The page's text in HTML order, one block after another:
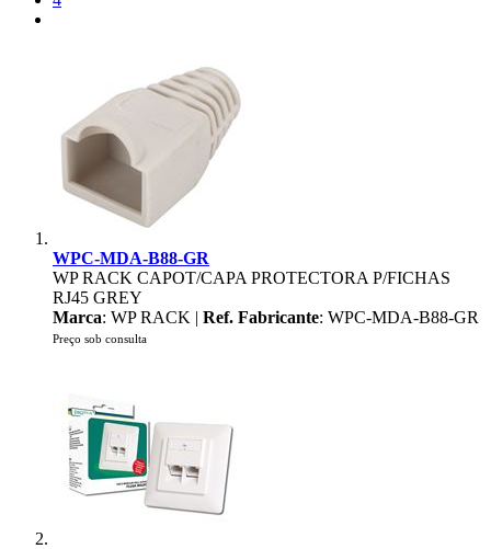
WPC-MDA-B88-GR
WP RACK CAPOT/CAPA PROTECTORA P/FICHAS
RJ45 GREY
Marca: WP RACK | Ref. Fabricante: WPC-MDA-B88-GR
Preço sob consulta